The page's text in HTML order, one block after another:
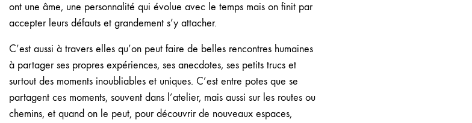
ont une âme, une personnalité qui évolue avec le temps mais on finit par
accepter leurs défauts et grandement s’y attacher.
C’est aussi à travers elles qu’on peut faire de belles rencontres humaines
à partager ses propres expériences, ses anecdotes, ses petits trucs et
surtout des moments inoubliables et uniques. C’est entre potes que se
partagent ces moments, souvent dans l’atelier, mais aussi sur les routes ou
chemins, et quand on le peut, pour découvrir de nouveaux espaces,